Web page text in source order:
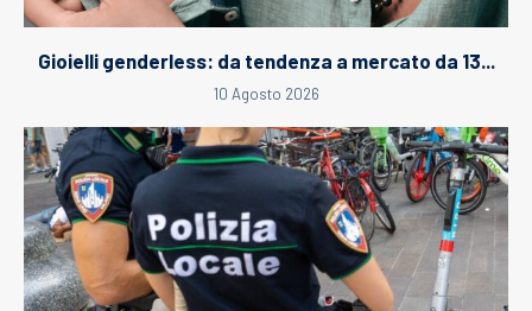
Gioielli genderless: da tendenza a mercato da 13...
10 Agosto 2026